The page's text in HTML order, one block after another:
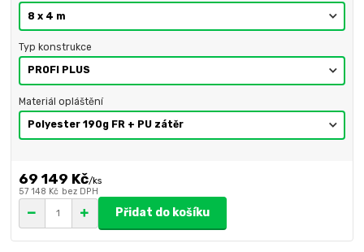
Typ konstrukce
Materiál opláštění
69 149 Kč/ks
57 148 Kč bez DPH
Přidat do košíku